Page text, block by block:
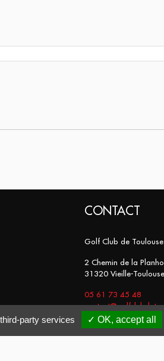
CONTACT
Golf Club de Toulouse
2 Chemin de la Planho
31320 Vieille-Toulouse
05 61 73 45 48
party services OK, accept all